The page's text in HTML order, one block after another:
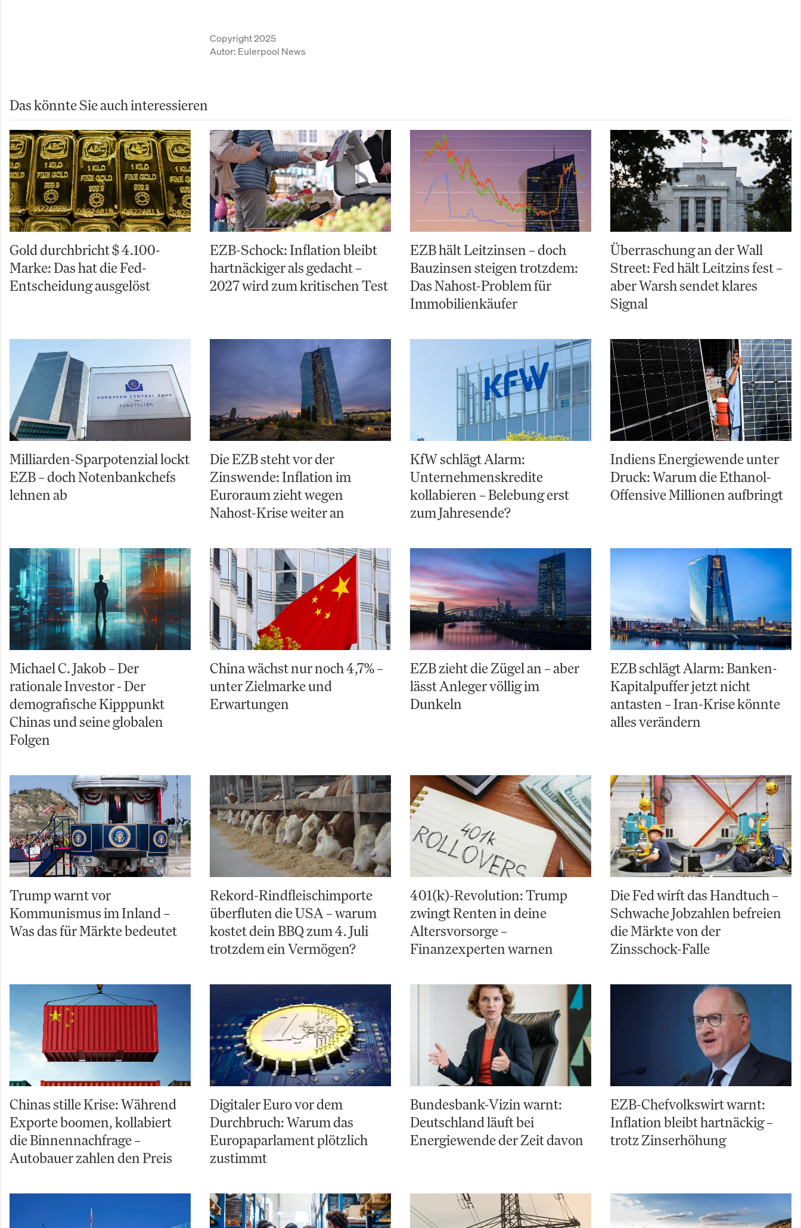
Copyright 2025
Autor: Eulerpool News
Das könnte Sie auch interessieren
Gold durchbricht $ 4.100-
Marke: Das hat die Fed-
Entscheidung ausgelöst
EZB-Schock: Inflation bleibt
hartnäckiger als gedacht –
2027 wird zum kritischen Test
EZB hält Leitzinsen – doch
Bauzinsen steigen trotzdem:
Das Nahost-Problem für
Immobilienkäufer
Überraschung an der Wall
Street: Fed hält Leitzins fest –
aber Warsh sendet klares
Signal
Milliarden-Sparpotenzial lockt
EZB – doch Notenbankchefs
lehnen ab
Die EZB steht vor der
Zinswende: Inflation im
Euroraum zieht wegen
Nahost-Krise weiter an
KfW schlägt Alarm:
Unternehmenskredite
kollabieren – Belebung erst
zum Jahresende?
Indiens Energiewende unter
Druck: Warum die Ethanol-
Offensive Millionen aufbringt
Michael C. Jakob – Der
rationale Investor - Der
demografische Kipppunkt
Chinas und seine globalen
Folgen
China wächst nur noch 4,7% –
unter Zielmarke und
Erwartungen
EZB zieht die Zügel an – aber
lässt Anleger völlig im
Dunkeln
EZB schlägt Alarm: Banken-
Kapitalpuffer jetzt nicht
antasten – Iran-Krise könnte
alles verändern
Trump warnt vor
Kommunismus im Inland –
Was das für Märkte bedeutet
Rekord-Rindfleischimporte
überfluten die USA – warum
kostet dein BBQ zum 4. Juli
trotzdem ein Vermögen?
401(k)-Revolution: Trump
zwingt Renten in deine
Altersvorsorge –
Finanzexperten warnen
Die Fed wirft das Handtuch –
Schwache Jobzahlen befreien
die Märkte von der
Zinsschock-Falle
Chinas stille Krise: Während
Exporte boomen, kollabiert
die Binnennachfrage –
Autobauer zahlen den Preis
Digitaler Euro vor dem
Durchbruch: Warum das
Europaparlament plötzlich
zustimmt
Bundesbank-Vizin warnt:
Deutschland läuft bei
Energiewende der Zeit davon
EZB-Chefvolkswirt warnt:
Inflation bleibt hartnäckig –
trotz Zinserhöhung